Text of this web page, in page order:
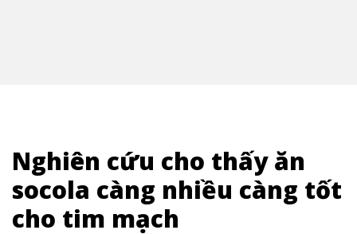
Nghiên cứu cho thấy ăn
socola càng nhiều càng tốt
cho tim mạch